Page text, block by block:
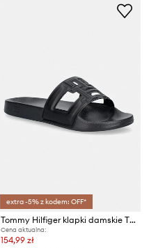
extra -5% z kodem: OFF*
Tommy Hilfiger klapki damskie TH MONOGRAM POOL SLIDE
Cena aktualna:
154,99 zł